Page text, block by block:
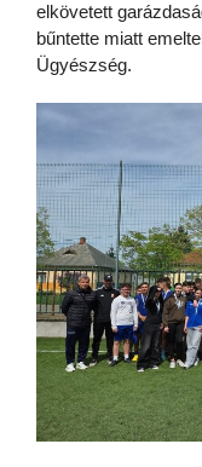
elkövetett
bűntette miatt
Ügyészség.